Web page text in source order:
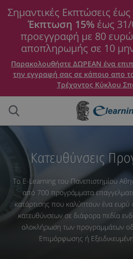
Σημαντικές Εκπτώσεις
Έκπτωση 15% έως
προεγγραφή με 80
αποπληρωμής σε 10
Παρακολουθήστε ΔΩΡΕΑΝ ένα
την εγγραφή σας σε κάποιο απο
Τρέχοντος Κύκλου
Κατευθύνσεις
Το E-Learning του Πανεπιστημίου
από 700 προγράμματα
κατάρτισης που καλύπτουν ένα
κατευθύνσεων σε διάφορα πεδία
ολοκλήρωση των προγραμμάτων
Επιμόρφωσης ή